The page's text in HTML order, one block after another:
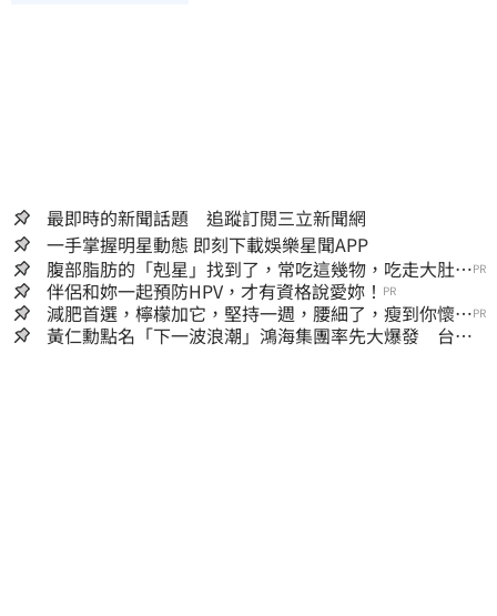
最即時的新聞話題 追蹤訂閱三立新聞網
一手掌握明星動態 即刻下載娛樂星聞APP
腹部脂肪的「剋星」找到了，常吃這幾物，吃走大肚
囊，瘦出小蠻腰
PR
伴侶和妳一起預防HPV，才有資格說愛妳！ PR
減肥首選，檸檬加它，堅持一週，腰細了，瘦到你懷疑
人生
PR
黃仁勳點名「下一波浪潮」鴻海集團率先大爆發 台股